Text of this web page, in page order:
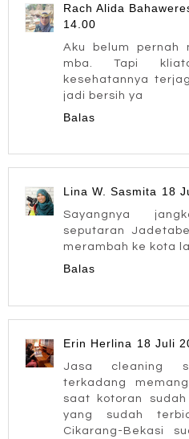
Rach Alida
14.00
Aku belum pernah
mba. Tapi
kesehatannya
jadi bersih ya
Balas
Lina W. Sasmita 18
Sayangnya
seputaran
merambah ke kota
Balas
Erin Herlina 18 Juli
Jasa cleaning
terkadang
saat kotoran
yang sudah
Cikarang-Bekasi